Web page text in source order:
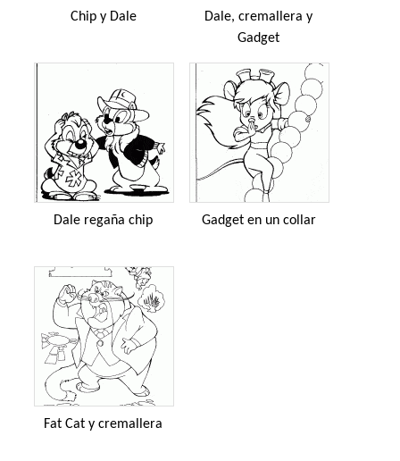
Chip y Dale
Dale, cremallera y
Gadget
Dale regaña chip Gadget en un collar
Fat Cat y cremallera